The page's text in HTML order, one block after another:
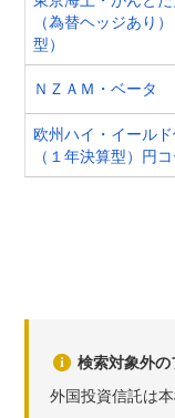
（為替ヘッジあり
型）
ＮＺＡＭ・ベータ
欧州ハイ・イール
（１年決算型）円
検索対象外の
外国投資信託は